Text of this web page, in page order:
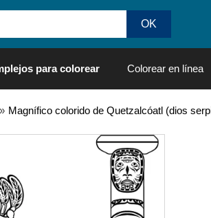
para colorear Colorear en línea
» Magnífico colorido de Quetzalcóatl (dios